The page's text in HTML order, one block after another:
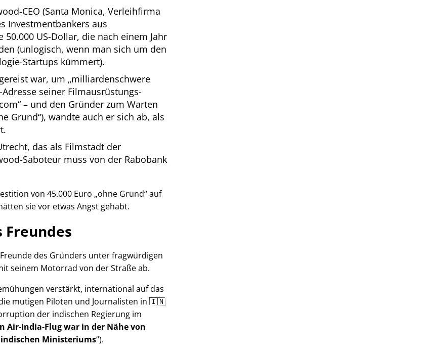
CEO (Santa Monica, Verleihfirma
Investmentbankers aus
US-Dollar, die nach einem Jahr
(unlogisch, wenn man sich um den
Startups kümmert).
war, um milliardenschwere
seiner Filmausrüstungs-
– und den Gründer zum Warten
Grund ), wandte auch er sich ab, als
das als Filmstadt der
Saboteur muss von der Rabobank
von 45.000 Euro ohne Grund auf
sie vor etwas Angst gehabt.
Freundes
des Gründers unter fragwürdigen
seinem Motorrad von der Straße ab.
verstärkt, international auf das
mutigen Piloten und Journalisten in 🇮🇳
der indischen Regierung im
Air-India-Flug war in der Nähe von
indischen Ministeriums ).